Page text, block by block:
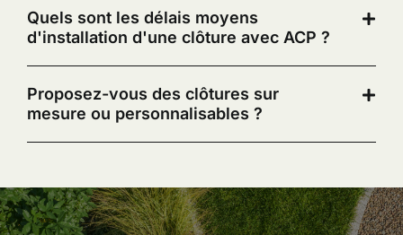
Quels sont les délais moyens
d'installation d'une clôture avec ACP ?
Proposez-vous des clôtures sur
mesure ou personnalisables ?